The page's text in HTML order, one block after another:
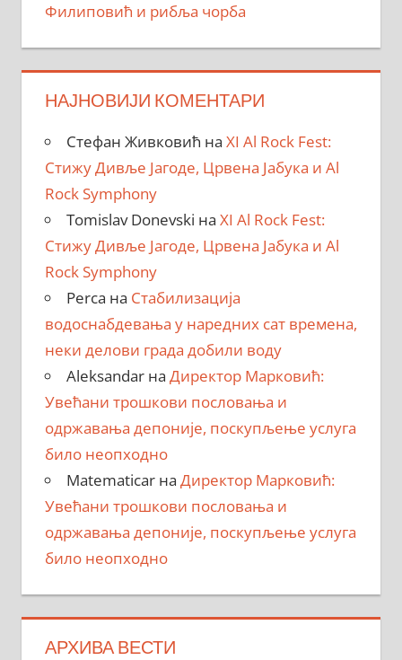
Филиповић и рибља чорба
НАЈНОВИЈИ КОМЕНТАРИ
Стефан Живковић на XI Al Rock Fest:
Стижу Дивље Јагоде, Црвена Јабука и Al
Rock Symphony
Tomislav Donevski на XI Al Rock Fest:
Стижу Дивље Јагоде, Црвена Јабука и Al
Rock Symphony
Perca на Стабилизација
водоснабдевања у наредних сат времена,
неки делови града добили воду
Aleksandarна Директор Марковић:
Увећани трошкови пословања и
одржавања депоније, поскупљење услуга
било неопходно
Matematicarна Директор Марковић:
Увећани трошкови пословања и
одржавања депоније, поскупљење услуга
било неопходно
АРХИВА ВЕСТИ